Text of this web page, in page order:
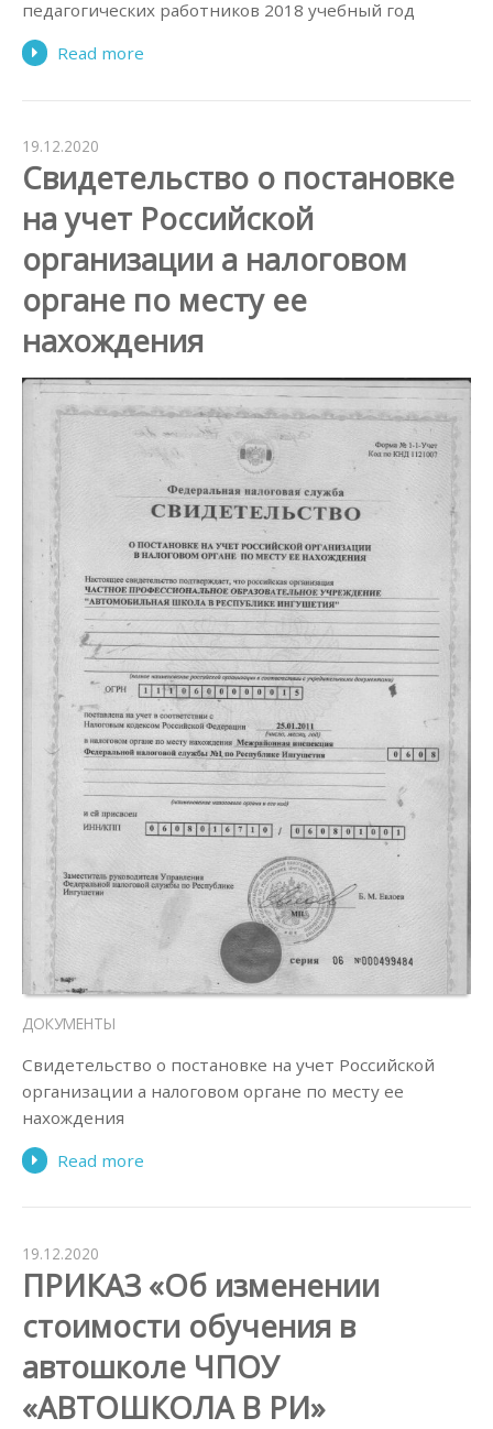
педагогических работников 2018 учебный год
Read more
19.12.2020
Свидетельство о постановке
на учет Российской
организации а налоговом
органе по месту ее
нахождения
ДОКУМЕНТЫ
Свидетельство о постановке на учет Российской
организации а налоговом органе по месту ее
нахождения
Read more
19.12.2020
ПРИКАЗ «Об изменении
стоимости обучения в
автошколе ЧПОУ
«АВТОШКОЛА В РИ»